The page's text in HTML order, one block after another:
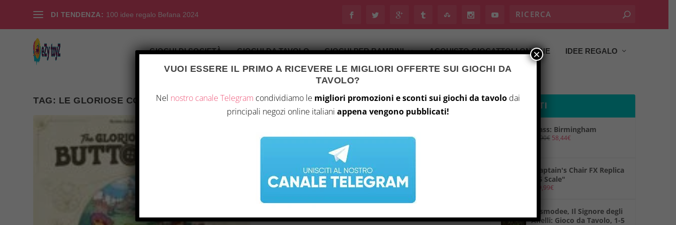
DI TENDENZA: 100 idee regalo Befana 2024
GIOCHI DI SOCIETÀ GIOCHI DA TAVOLO GIOCHI PER BAMBINI ACQUISTO GIOCATTOLI ON LINE IDEE REGALO
TAG: LE GLORIOSE CORPORAZIONI DI BUTTONVILLE
PRODOTTI
Brass: Birmingham
69,90€ 58,44€
"Captain's Chair FX Replica
1/6 Scale"
149,99€
"Asmodee, Il Signore degli
Anelli: Gioco da Tavolo, 1-5
VUOI ESSERE IL PRIMO A RICEVERE LE MIGLIORI OFFERTE SUI GIOCHI DA
TAVOLO?
Nel nostro canale Telegram condividiamo le migliori promozioni e sconti sui giochi da tavolodai
principali negozi online italiani appena vengono pubblicati!
×